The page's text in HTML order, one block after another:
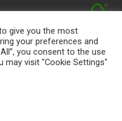
de Ética
give you the most
your preferences and
you consent to the use
may visit "Cookie Settings"